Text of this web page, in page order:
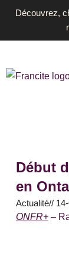
Aller
contenu
Découvrez,
Début
en
Actualité//
ONFR+–